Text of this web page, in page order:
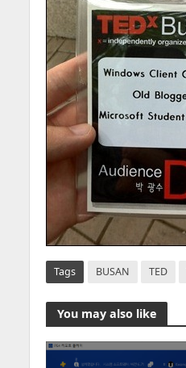
Tags BUSAN TED
You may also like